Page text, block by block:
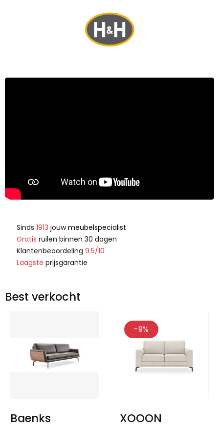
Sinds 1913 jouwmeubelspecialist
Gratis ruilen binnen 30 dagen
Klantenbeoordeling 9.5/10
Laagste prijsgarantie
Best verkocht
Baenks
-9%
XOOON